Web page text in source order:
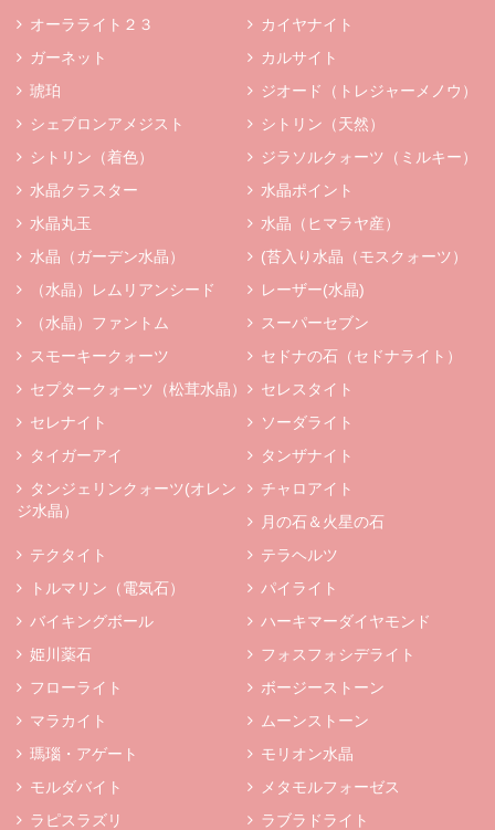
オーラライト２３
カイヤナイト
ガーネット
カルサイト
琥珀
ジオード（トレジャーメノウ）
シェブロンアメジスト
シトリン（天然）
シトリン（着色）
ジラソルクォーツ（ミルキー）
水晶クラスター
水晶ポイント
水晶丸玉
水晶（ヒマラヤ産）
水晶（ガーデン水晶）
(苔入り水晶（モスクォーツ）
（水晶）レムリアンシード
レーザー(水晶)
（水晶）ファントム
スーパーセブン
スモーキークォーツ
セドナの石（セドナライト）
セプタークォーツ（松茸水晶）
セレスタイト
セレナイト
ソーダライト
タイガーアイ
タンザナイト
タンジェリンクォーツ(オレン
ジ水晶）
チャロアイト
月の石＆火星の石
テクタイト
テラヘルツ
トルマリン（電気石）
パイライト
バイキングボール
ハーキマーダイヤモンド
姫川薬石
フォスフォシデライト
フローライト
ボージーストーン
マラカイト
ムーンストーン
瑪瑙・アゲート
モリオン水晶
モルダバイト
メタモルフォーゼス
ラピスラズリ
ラブラドライト